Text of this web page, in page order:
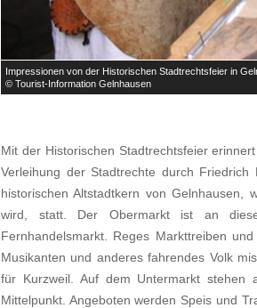
Impressionen von der Historischen Stadtrechtsfeier in
© Tourist-Information Gelnhausen
Mit der Historischen Stadtrechtsfeier
Verleihung der Stadtrechte durch
historischen Altstadtkern von Gelnhausen,
wird, statt. Der Obermarkt ist an
Fernhandelsmarkt. Reges Markttreiben
Musikanten und anderes fahrendes Volk
für Kurzweil. Auf dem Untermarkt stehen
Mittelpunkt. Angeboten werden Speis und